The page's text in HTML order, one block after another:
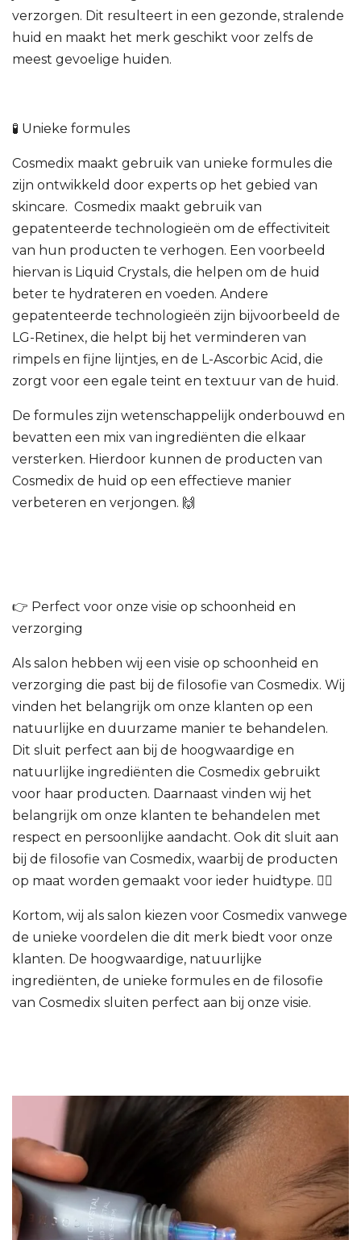
verzorgen. Dit resulteert in een gezonde, stralende
huid en maakt het merk geschikt voor zelfs de
meest gevoelige huiden.
🧪 Unieke formules
Cosmedix maakt gebruik van unieke formules die
zijn ontwikkeld door experts op het gebied van
skincare. Cosmedix maakt gebruik van
gepatenteerde technologieën om de effectiviteit
van hun producten te verhogen. Een voorbeeld
hiervan is Liquid Crystals, die helpen om de huid
beter te hydrateren en voeden. Andere
gepatenteerde technologieën zijn bijvoorbeeld de
LG-Retinex, die helpt bij het verminderen van
rimpels en fijne lijntjes, en de L-Ascorbic Acid, die
zorgt voor een egale teint en textuur van de huid.
De formules zijn wetenschappelijk onderbouwd en
bevatten een mix van ingrediënten die elkaar
versterken. Hierdoor kunnen de producten van
Cosmedix de huid op een effectieve manier
verbeteren en verjongen. 🙌
👉 Perfect voor onze visie op schoonheid en
verzorging
Als salon hebben wij een visie op schoonheid en
verzorging die past bij de filosofie van Cosmedix. Wij
vinden het belangrijk om onze klanten op een
natuurlijke en duurzame manier te behandelen.
Dit sluit perfect aan bij de hoogwaardige en
natuurlijke ingrediënten die Cosmedix gebruikt
voor haar producten. Daarnaast vinden wij het
belangrijk om onze klanten te behandelen met
respect en persoonlijke aandacht. Ook dit sluit aan
bij de filosofie van Cosmedix, waarbij de producten
op maat worden gemaakt voor ieder huidtype. 💆‍♀️
Kortom, wij als salon kiezen voor Cosmedix vanwege
de unieke voordelen die dit merk biedt voor onze
klanten. De hoogwaardige, natuurlijke
ingrediënten, de unieke formules en de filosofie
van Cosmedix sluiten perfect aan bij onze visie.